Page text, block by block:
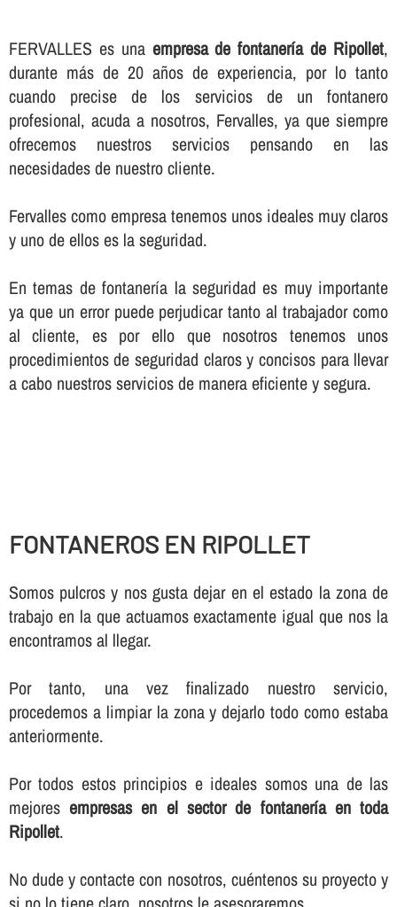
FERVALLES es una empresa de fontanerí­a de Ripollet,
durante más de 20 años de experiencia, por lo tanto
cuando precise de los servicios de un fontanero
profesional, acuda a nosotros, Fervalles, ya que siempre
ofrecemos nuestros servicios pensando en las
necesidades de nuestro cliente.
Fervalles como empresa tenemos unos ideales muy claros
y uno de ellos es la seguridad.
En temas de fontanerí­a la seguridad es muy importante
ya que un error puede perjudicar tanto al trabajador como
al cliente, es por ello que nosotros tenemos unos
procedimientos de seguridad claros y concisos para llevar
a cabo nuestros servicios de manera eficiente y segura.
FONTANEROS EN RIPOLLET
Somos pulcros y nos gusta dejar en el estado la zona de
trabajo en la que actuamos exactamente igual que nos la
encontramos al llegar.
Por tanto, una vez finalizado nuestro servicio,
procedemos a limpiar la zona y dejarlo todo como estaba
anteriormente.
Por todos estos principios e ideales somos una de las
mejoresempresas en el sector de fontanerí­a en toda
Ripollet.
No dude y contacte con nosotros, cuéntenos su proyecto y